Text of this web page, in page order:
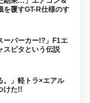
を覆すGT-R仕様のす
ーパーカー!?」F1エ
スピタという伝説
。」軽トラ×エアル
けた!!